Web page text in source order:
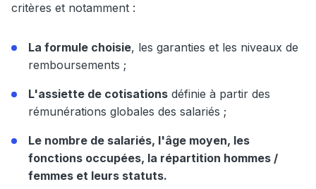
critères et notamment :
La formule choisie, les garanties et les niveaux de
remboursements ;
L'assiette de cotisations définie à partir des
rémunérations globales des salariés ;
Le nombre de salariés, l'âge moyen, les
fonctions occupées, la répartition hommes /
femmes et leurs statuts.